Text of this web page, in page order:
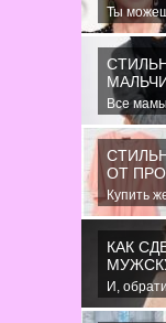
Ты
помощью
Все
ОТ
Купить
Украине
ли это...
КАК
И,